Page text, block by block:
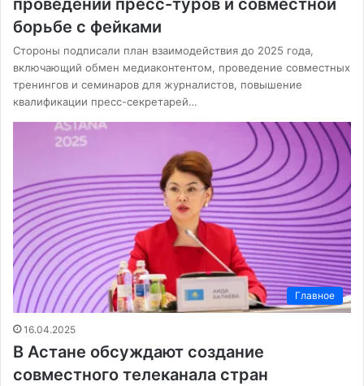
проведении пресс-туров и совместной
борьбе с фейками
Стороны подписали план взаимодействия до 2025 года,
включающий обмен медиаконтентом, проведение совместных
тренингов и семинаров для журналистов, повышение
квалификации пресс-секретарей…
Главное
16.04.2025
В Астане обсуждают создание
совместного телеканала стран